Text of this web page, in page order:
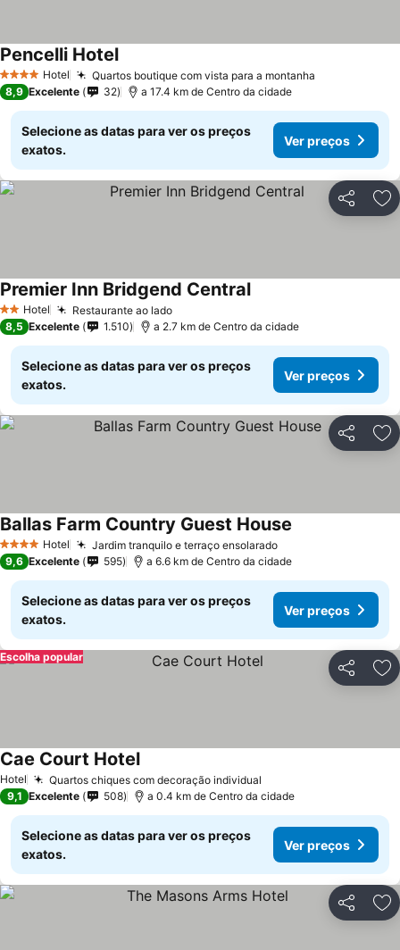
4 EstrelasHotel Quartos boutique com vista para a montanha
Pencelli HotelVer preços
8,9 Excelente 32 a 17.4 km de Centro da cidade
Selecione as datas para ver os preços
exatos.
Ver preços
Partilhar
2 Estrelas
Hotel Restaurante ao ladoVer preços
Premier Inn Bridgend CentralVer preços
8,5 Excelente 1.510 a 2.7 km de Centro da cidade
Selecione as datas para ver os preços
exatos.
Ver preços
Partilhar
4 EstrelasHotel Jardim tranquilo e terraço ensolaradoVer preços
Ballas Farm Country Guest House
9,6 Excelente 595 a 6.6 km de Centro da cidade
Selecione as datas para ver os preços
exatos.
Ver preços
Partilhar
Escolha popular
Hotel Quartos chiques com decoração individual
Cae Court HotelVer preços
9,1 Excelente 508 a 0.4 km de Centro da cidade
Selecione as datas para ver os preços
exatos.
Ver preços
Partilhar